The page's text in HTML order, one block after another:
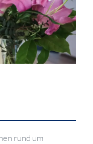
rund um